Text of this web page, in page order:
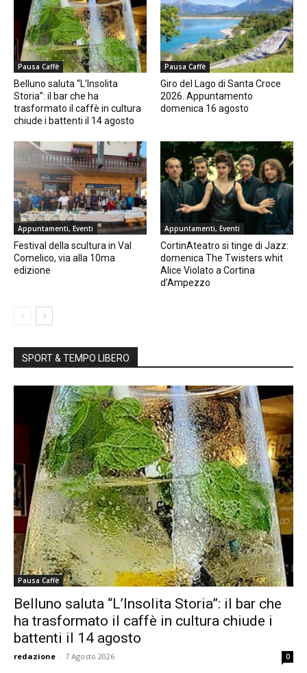
Pausa Caffè
Belluno saluta “L’Insolita
Storia”: il bar che ha
trasformato il caffè in cultura
chiude i battenti il 14 agosto
Pausa Caffè
Giro del Lago di Santa Croce
2026. Appuntamento
domenica 16 agosto
Appuntamenti, Eventi
Festival della scultura in Val
Comelico, via alla 10ma
edizione
Appuntamenti, Eventi
CortinAteatro si tinge di Jazz:
domenica The Twisters whit
Alice Violato a Cortina
d’Ampezzo
SPORT & TEMPO LIBERO
Pausa Caffè
Belluno saluta “L’Insolita Storia”: il bar che
ha trasformato il caffè in cultura chiude i
battenti il 14 agosto
redazione - 7 Agosto 2026 0